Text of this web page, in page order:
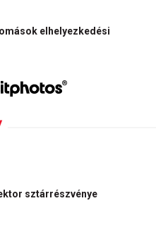
elhelyezkedési
sztárrészvénye